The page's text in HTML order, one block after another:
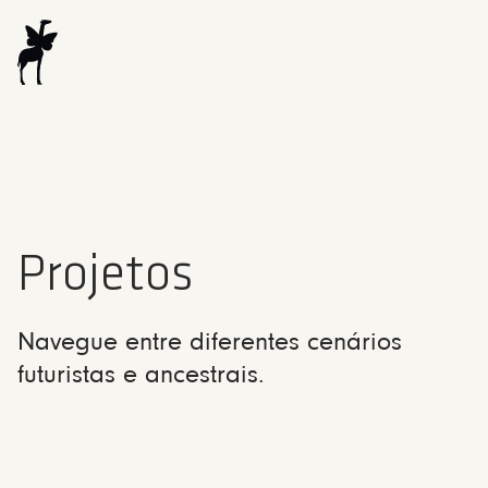
Projetos
Navegue entre diferentes cenários
futuristas e ancestrais.